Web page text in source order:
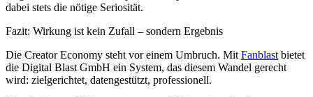
dabei stets die nötige Seriosität.
Fazit: Wirkung ist kein Zufall – sondern Ergebnis
Die Creator Economy steht vor einem Umbruch. Mit Fanblast bietet
die Digital Blast GmbH ein System, das diesem Wandel gerecht
wird: zielgerichtet, datengestützt, professionell.